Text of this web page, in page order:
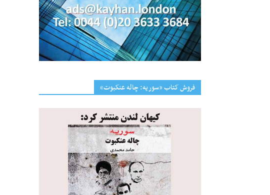
فروش کتاب «سوریه: چاله عنکبوت»